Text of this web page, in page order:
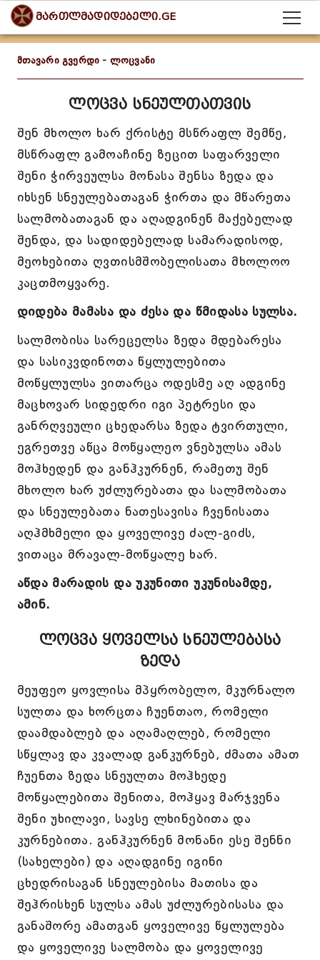
მართლმადიდებელი.GE
მთავარი გვერდი - ლოცვანი
ლოცვა სნეულთათვის
შენ მხოლო ხარ ქრისტე მსწრაფლ შემწე,
მსწრაფლ გამოაჩინე ზეცით საფარველი
შენი ჭირვეულსა მონასა შენსა ზედა და
იხსენ სნეულებათაგან ჭირთა და მწარეთა
სალმობათაგან და აღადგინენ მაქებელად
შენდა, და სადიდებელად სამარადისოდ,
მეოხებითა ღვთისმშობელისათა მხოლოო
კაცთმოყვარე.
დიდება მამასა და ძესა და წმიდასა სულსა.
სალმობისა სარეცელსა ზედა მდებარესა
და სასიკვდინოთა წყლულებითა
მოწყლულსა ვითარცა ოდესმე აღ ადგინე
მაცხოვარ სიდედრი იგი პეტრესი და
განრღვეული ცხედარსა ზედა ტვირთული,
ეგრეთვე აწცა მოწყალეო ვნებულსა ამას
მოჰხედენ და განჰკურნენ, რამეთუ შენ
მხოლო ხარ უძლურებათა და სალმობათა
და სნეულებათა ნათესავისა ჩვენისათა
აღჰმხმელი და ყოველივე ძალ-გიძს,
ვითაცა მრავალ-მოწყალე ხარ.
აწდა მარადის და უკუნითი უკუნისამდე,
ამინ.
ლოცვა ყოველსა სნეულებასა
ზედა
მეუფეო ყოვლისა მპყრობელო, მკურნალო
სულთა და ხორცთა ჩუენთაო, რომელი
დაამდაბლებ და აღამაღლებ, რომელი
სწყლავ და კვალად განკურნებ, ძმათა ამათ
ჩუენთა ზედა სნეულთა მოჰხედე
მოწყალებითა შენითა, მოჰყავ მარჯვენა
შენი უხილავი, სავსე ლხინებითა და
კურნებითა. განჰკურნენ მონანი ესე შენნი
(სახელები) და აღადგინე იგინი
ცხედრისაგან სნეულებისა მათისა და
შეჰრისხენ სულსა ამას უძლურებისასა და
განაშორე ამათგან ყოველივე წყლულება
და ყოველივე სალმობა და ყოველივე